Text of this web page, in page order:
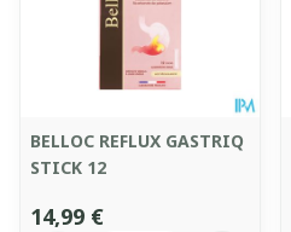
BELLOC REFLUX GASTRIQ
STICK 12
14,99 €